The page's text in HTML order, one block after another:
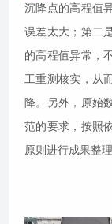
沉降点的高程值
误差太大；第二
的高程值异常，
工重测核实，从
降。另外，原始
范的要求，按照
原则进行成果整理